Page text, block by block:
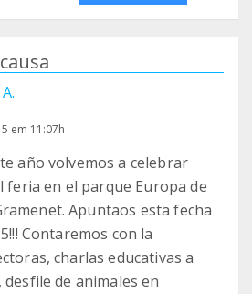
em 11:07h
año volvemos a celebrar
en el parque Europa de
Apuntaos esta fecha
Contaremos con la
charlas educativas a
de animales en